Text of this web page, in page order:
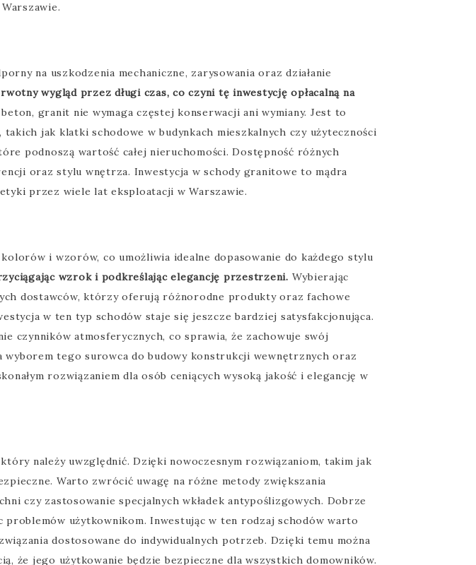
na uszkodzenia mechaniczne, zarysowania oraz działanie
wygląd przez długi czas, co czyni tę inwestycję opłacalną na
granit nie wymaga częstej konserwacji ani wymiany. Jest to
jak klatki schodowe w budynkach mieszkalnych czy użyteczności
podnoszą wartość całej nieruchomości. Dostępność różnych
oraz stylu wnętrza. Inwestycja w schody granitowe to mądra
przez wiele lat eksploatacji w Warszawie.
i wzorów, co umożliwia idealne dopasowanie do każdego stylu
wzrok i podkreślając elegancję przestrzeni. Wybierając
dostawców, którzy oferują różnorodne produkty oraz fachowe
w ten typ schodów staje się jeszcze bardziej satysfakcjonująca.
czynników atmosferycznych, co sprawia, że zachowuje swój
tego surowca do budowy konstrukcji wewnętrznych oraz
rozwiązaniem dla osób ceniących wysoką jakość i elegancję w
należy uwzględnić. Dzięki nowoczesnym rozwiązaniom, takim jak
Warto zwrócić uwagę na różne metody zwiększania
czy zastosowanie specjalnych wkładek antypoślizgowych. Dobrze
problemów użytkownikom. Inwestując w ten rodzaj schodów warto
dostosowane do indywidualnych potrzeb. Dzięki temu można
że jego użytkowanie będzie bezpieczne dla wszystkich domowników.